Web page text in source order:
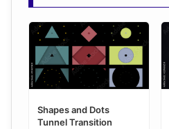
Shapes and Dots
Tunnel Transition